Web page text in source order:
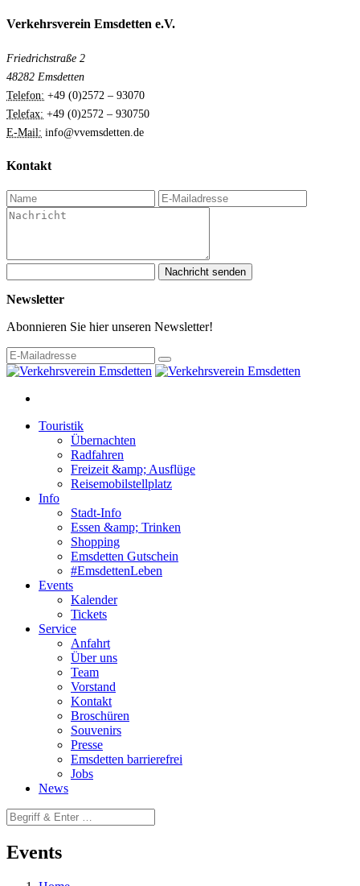
Verkehrsverein Emsdetten e.V.
Friedrichstraße 2
48282 Emsdetten
Telefon: +49 (0)2572 – 93070
Telefax: +49 (0)2572 – 930750
E-Mail: info@vvemsdetten.de
Kontakt
Nachricht senden
Newsletter
Abonnieren Sie hier unseren Newsletter!
Touristik
Übernachten
Radfahren
Freizeit &amp; Ausflüge
Reisemobilstellplatz
Info
Stadt-Info
Essen &amp; Trinken
Shopping
Emsdetten Gutschein
#EmsdettenLeben
Events
Kalender
Tickets
Service
Anfahrt
Über uns
Team
Vorstand
Kontakt
Broschüren
Souvenirs
Presse
Emsdetten barrierefrei
Jobs
News
Events